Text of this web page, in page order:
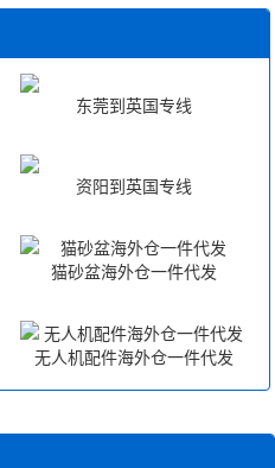
东莞到英国专线
资阳到英国专线
猫砂盆海外仓一件代发
无人机配件海外仓一件代发